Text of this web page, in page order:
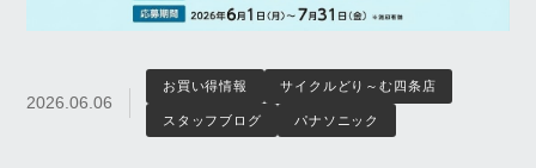
2026.06.06
お買い得情報 サイクルどり～む四条店
スタッフブログ パナソニック